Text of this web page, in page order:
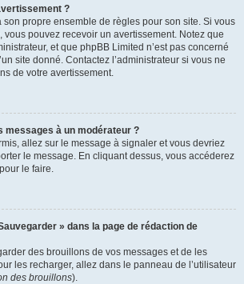
?
propre ensemble de règles pour son site. Si vous
pouvez recevoir un avertissement. Notez que
et que phpBB Limited n’est pas concerné
site donné. Contactez l’administrateur si vous ne
de votre avertissement.
messages à un modérateur ?
allez sur le message à signaler et vous devriez
le message. En cliquant dessus, vous accéderez
le faire.
» dans la page de rédaction de
des brouillons de vos messages et de les
les recharger, allez dans le panneau de l’utilisateur
des brouillons).